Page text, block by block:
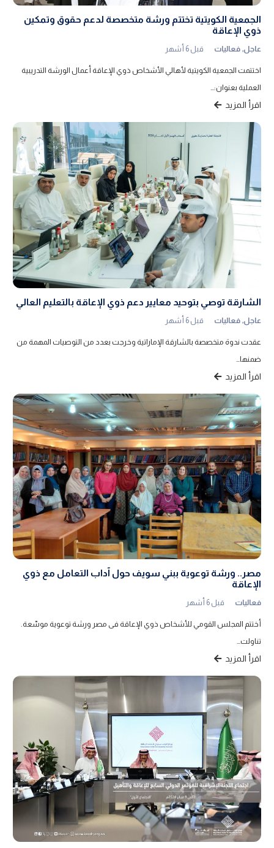
الجمعية الكويتية تختتم ورشة متخصصة لدعم حقوق وتمكين
ذوي الإعاقة
عاجل, فعاليات قبل 6 أشهر
اختتمت الجمعية الكويتية لأهالي الأشخاص ذوي الإعاقة أعمال الورشة التدريبية
العملية بعنوان:…
اقرأ المزيد
الشارقة توصي بتوحيد معايير دعم ذوي الإعاقة بالتعليم العالي
عاجل, فعاليات قبل 6 أشهر
عقدت ندوة متخصصة بالشارقة الإماراتية وخرجت بعدد من التوصيات المهمة من
ضمنها…
اقرأ المزيد
مصر.. ورشة توعوية ببني سويف حول آداب التعامل مع ذوي
الإعاقة
فعاليات قبل 6 أشهر
أختتم المجلس القومي للأشخاص ذوي الإعاقة فى مصر ورشة توعوية موسّعة.
تناولت…
اقرأ المزيد